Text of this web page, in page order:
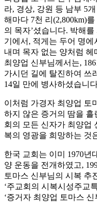
라, 경상, 강원 등 남부 5
해마다 7천 리(2,800km)
의 목자’셨습니다. 박해
기에서, 적게는 두어 명에
내며 목자 없는 양처럼
최양업 신부님께서는,
가시던 길에 탈진하여 쓰
14일 만에 병사하셨습니
이처럼 가경자 최양업 토
하지 않은 증거의 땀을 흘
회의 모든 신자가 최양업
복의 영광을 희망하는 것
한국 교회는 이미 1970년
양 운동을 전개하였고,
토마스 신부님의 시복 추
‘주교회의 시복시성주교
‘증거자 최양업 토마스